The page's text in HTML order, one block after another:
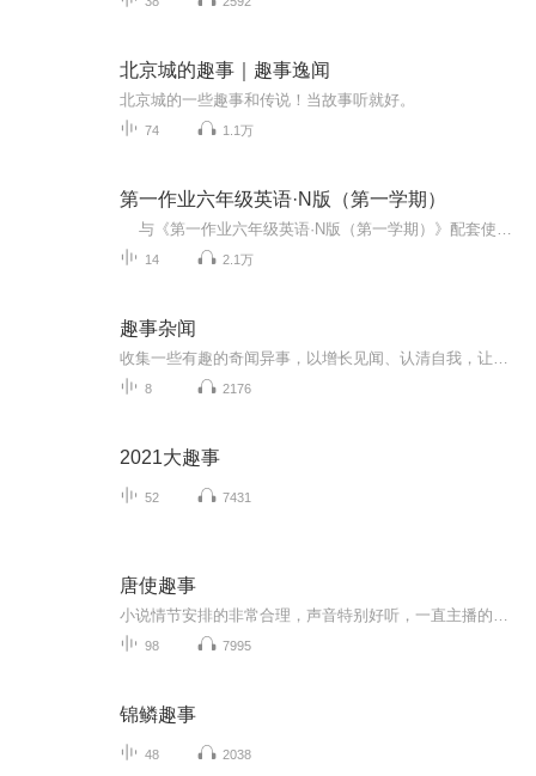
北京城的趣事｜趣事逸闻
北京城的一些趣事和传说！当故事听就好。
74 1.1万
第一作业六年级英语·N版（第一学期）
14 2.1万
趣事杂闻
8 2176
2021大趣事
52 7431
唐使趣事
98 7995
锦鳞趣事
48 2038